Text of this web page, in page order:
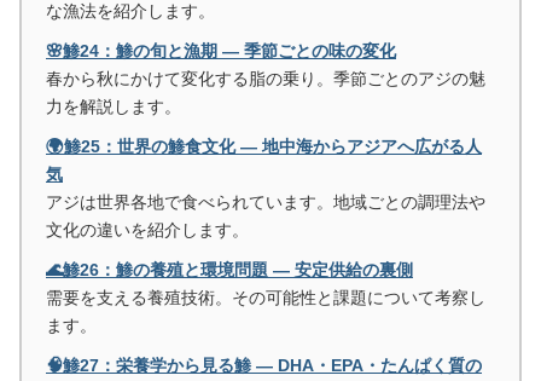
な漁法を紹介します。
🌸鯵24：鯵の旬と漁期 ― 季節ごとの味の変化
春から秋にかけて変化する脂の乗り。季節ごとのアジの魅
力を解説します。
🌍鯵25：世界の鯵食文化 ― 地中海からアジアへ広がる人
気
アジは世界各地で食べられています。地域ごとの調理法や
文化の違いを紹介します。
🌊鯵26：鯵の養殖と環境問題 ― 安定供給の裏側
需要を支える養殖技術。その可能性と課題について考察し
ます。
🧠鯵27：栄養学から見る鯵 ― DHA・EPA・たんぱく質の